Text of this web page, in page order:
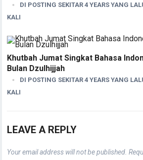
DI POSTING SEKITAR 4 YEARS YANG
KALI
Khutbah Jumat Singkat Bahasa
Bulan Dzulhijjah
DI POSTING SEKITAR 4 YEARS YANG
KALI
LEAVE A REPLY
Your email address will not be published.